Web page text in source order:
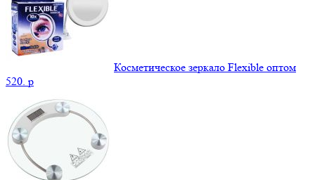
Косметическое зеркало Flexible оптом
520. p